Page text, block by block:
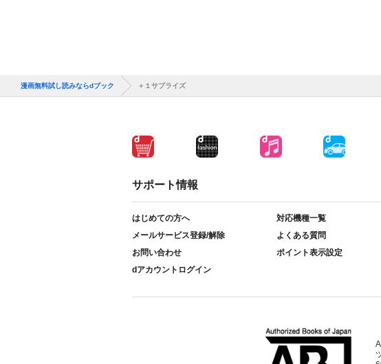
漫画無料試し読みならdブック ＋１サプライズ
サポート情報
はじめての方へ
対応機種一覧
メールサービス登録/解除
よくある質問
お問い合わせ
ポイント表示設定
dアカウントログイン